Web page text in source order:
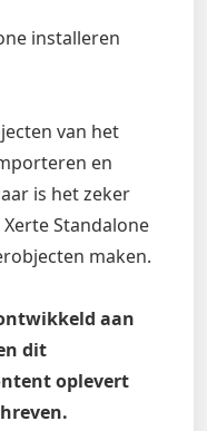
installeren
van het
en
is het zeker
Standalone
maken.
aan
dit
oplevert